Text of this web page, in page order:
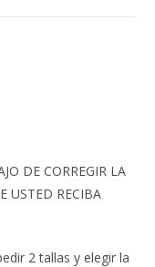
DE CORREGIR LA
USTED RECIBA
2 tallas y elegir la